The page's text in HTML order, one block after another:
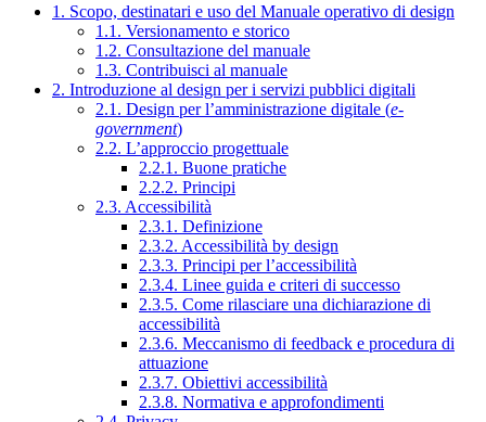
1. Scopo, destinatari e uso del Manuale operativo di design
1.1. Versionamento e storico
1.2. Consultazione del manuale
1.3. Contribuisci al manuale
2. Introduzione al design per i servizi pubblici digitali
2.1. Design per l’amministrazione digitale (e-
government)
2.2. L’approccio progettuale
2.2.1. Buone pratiche
2.2.2. Principi
2.3. Accessibilità
2.3.1. Definizione
2.3.2. Accessibilità by design
2.3.3. Principi per l’accessibilità
2.3.4. Linee guida e criteri di successo
2.3.5. Come rilasciare una dichiarazione di
accessibilità
2.3.6. Meccanismo di feedback e procedura di
attuazione
2.3.7. Obiettivi accessibilità
2.3.8. Normativa e approfondimenti